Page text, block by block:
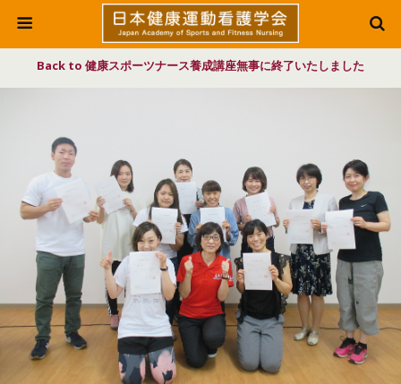
Back to 健康スポーツナース養成講座無事に終了いたしました